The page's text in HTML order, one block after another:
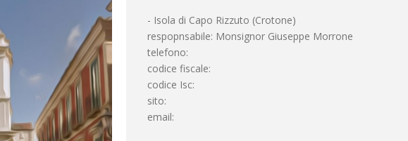
- Isola di Capo Rizzuto (Crotone)
respopnsabile: Monsignor Giuseppe Morrone
telefono:
codice fiscale:
codice Isc:
sito:
email: